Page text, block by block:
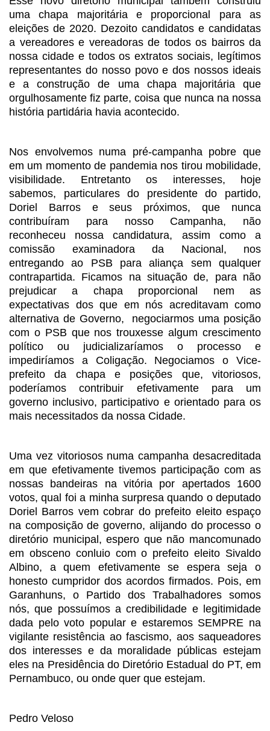
uma chapa majoritária e proporcional paraas
eleições de 2020. Dezoito candidatos e candidatas
a vereadores e vereadorasde todos os bairros da
nossa cidade e todos os extratos sociais, legítimos
representantes do nosso povo e dos nossos ideais
e a construção de uma chapamajoritária que
orgulhosamente fiz parte, coisa que nunca na nossa
história partidária havia acontecido.
Nos envolvemos numa pré-campanha pobre que
em um momentode pandemia nos tirou mobilidade,
visibilidade. Entretanto os interesses, hoje
sabemos, particulares do presidente do partido,
Doriel Barros e seus próximos, que nunca
contribuíram para nosso Campanha, não
reconheceu nossa candidatura, assim como a
comissão examinadora da Nacional, nos
entregando ao PSB para aliança sem qualquer
contrapartida. Ficamos na situação de, para não
prejudicar a chapa proporcional nem as
expectativas dos que em nós acreditavam como
alternativa de Governo,
negociarmos uma posição
com o PSB que nos trouxesse algum crescimento
político ou judicializaríamos o processo e
impediríamos a Coligação. Negociamos o Vice-
prefeito da chapa e posições que, vitoriosos,
poderíamos contribuir efetivamente para um
governo inclusivo, participativo e orientado para os
mais necessitados da nossa Cidade.
Uma vez vitoriosos numa campanha desacreditada
em que efetivamente tivemos participação com as
nossas bandeiras na vitória por apertados1600
votos, qual foi a minha surpresa quando o deputado
Doriel Barros vem cobrar do prefeito eleito espaço
na composição de governo, alijando do processo o
diretório municipal, espero que não mancomunado
em obsceno conluio com o prefeito eleito Sivaldo
Albino, a quem efetivamente se espera seja o
honesto cumpridor dos acordos firmados. Pois, em
Garanhuns, o Partido dos Trabalhadores somos
nós, que possuímos a credibilidade e legitimidade
dada pelo voto populare estaremos SEMPRE na
vigilante resistência ao fascismo, aos saqueadores
dos interesses e da moralidade públicas estejam
eles na Presidência do Diretório Estadual do PT, em
Pernambuco, ou onde quer que estejam.
Pedro Veloso